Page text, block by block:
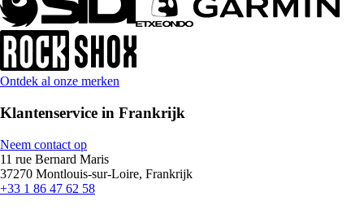
Ontdek al onze merken
Klantenservice in Frankrijk
Neem contact op
11 rue Bernard Maris
37270 Montlouis-sur-Loire, Frankrijk
+33 1 86 47 62 58